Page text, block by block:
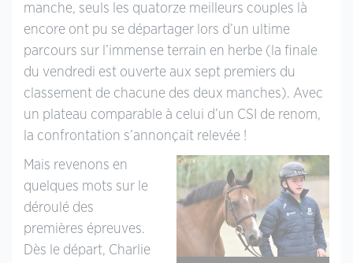
manche, seuls les quatorze meilleurs couples là
encore ont pu se départager lors d’un ultime
parcours sur l’immense terrain en herbe (la finale
du vendredi est ouverte aux sept premiers du
classement de chacune des deux manches). Avec
un plateau comparable à celui d’un CSI de renom,
la confrontation s’annonçait relevée !
Mais revenons en
quelques mots sur le
déroulé des
premières épreuves.
Dès le départ, Charlie